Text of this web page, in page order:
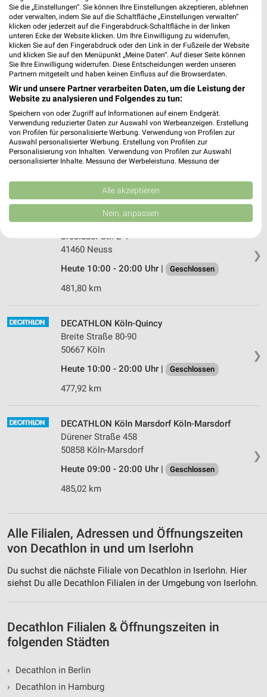
DECATHLON Düsseldorf
Schadowstraße 77-79
40212 Düsseldorf
Heute 10:00 - 20:00 Uhr | Geschlossen
476,39 km
DECATHLON MÜNSTER Münster
Grevener Str. 69
48159 Münster
❯
DECATHLON Neuss
Breslauer Str. 2-4
41460 Neuss
Heute 10:00 - 20:00 Uhr |
Geschlossen
481,80 km
❯
DECATHLON Köln-Quincy
Breite Straße 80-90
50667 Köln
Heute 10:00 - 20:00 Uhr |
Geschlossen
477,92 km
❯
DECATHLON Köln Marsdorf Köln-Marsdorf
Dürener Straße 458
50858 Köln-Marsdorf
Heute 09:00 - 20:00 Uhr |
Geschlossen
485,02 km
Alle Filialen, Adressen und Öffnungszeiten
von Decathlon in und um Iserlohn
Du suchst die nächste Filiale von Decathlon in Iserlohn. Hier
siehst Du alle Decathlon Filialen in der Umgebung von Iserlohn.
Decathlon Filialen & Öffnungszeiten in
folgenden Städten
›
Decathlon in Berlin
›
Decathlon in Hamburg
Sie die „Einstellungen“. Sie können Ihre Einstellungen akzeptieren, ablehnen
oder verwalten, indem Sie auf die Schaltfläche „Einstellungen verwalten“
klicken oder jederzeit auf die Fingerabdruck-Schaltfläche in der linken
unteren Ecke der Website klicken. Um Ihre Einwilligung zu widerrufen,
klicken Sie auf den Fingerabdruck oder den Link in der Fußzeile der Website
und klicken Sie auf den Menüpunkt „Meine Daten“. Auf dieser Seite können
Sie Ihre Einwilligung widerrufen. Diese Entscheidungen werden unseren
Partnern mitgeteilt und haben keinen Einfluss auf die Browserdaten.
Wir und unsere Partner verarbeiten Daten, um die Leistung der
Website zu analysieren und Folgendes zu tun:
Speichern von oder Zugriff auf Informationen auf einem Endgerät.
Verwendung reduzierter Daten zur Auswahl von Werbeanzeigen. Erstellung
von Profilen für personalisierte Werbung. Verwendung von Profilen zur
Auswahl personalisierter Werbung. Erstellung von Profilen zur
Personalisierung von Inhalten. Verwendung von Profilen zur Auswahl
personalisierter Inhalte. Messung der Werbeleistung. Messung der
Kombinationen von Daten aus verschiedenen Quellen. Entwicklung und
Verbesserung der Angebote. Verwendung reduzierter Daten zur Auswahl
von Inhalten.
Daten können außerhalb der Europäischen Union weitergegeben und in die
Website/App.
Wir nutzen Ihre Daten für folgende Zwecke:
IAB-Verarbeitungszwecke:
auf einem Endgerät
Verwendung reduzierter Daten zur Auswahl von
Werbeanzeigen
Erstellung von Profilen für personalisierte
personalisierter Werbung
Erstellung von Profilen zur Personalisierung
von Inhalten
personalisierter Inhalte
Messung der Performance von Inhalten
Kombinationen von Daten aus verschiedenen
Quellen
Verwendung reduzierter Daten zur Auswahl von
Inhalten
Alle akzeptieren
Nein, anpassen